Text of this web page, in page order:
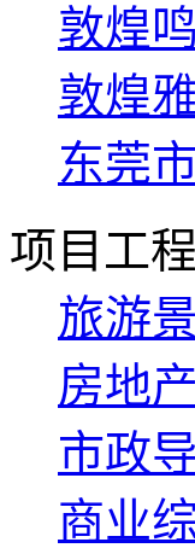
敦煌
敦煌
东莞
项目工程
旅游
房地
市政
商业